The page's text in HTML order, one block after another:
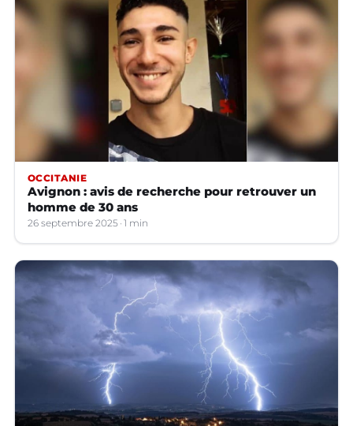
OCCITANIE
Avignon : avis de recherche pour retrouver un
homme de 30 ans
26 septembre 2025 1 min